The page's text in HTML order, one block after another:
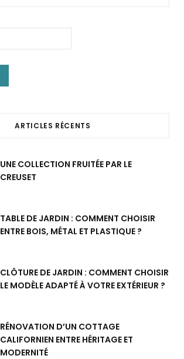
ARTICLES RÉCENTS
UNE COLLECTION FRUITÉE PAR LE
CREUSET
TABLE DE JARDIN : COMMENT CHOISIR
ENTRE BOIS, MÉTAL ET PLASTIQUE ?
CLÔTURE DE JARDIN : COMMENT CHOISIR
LE MODÈLE ADAPTÉ À VOTRE EXTÉRIEUR ?
RÉNOVATION D’UN COTTAGE
CALIFORNIEN ENTRE HÉRITAGE ET
MODERNITÉ